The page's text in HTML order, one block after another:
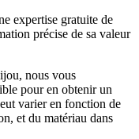
expertise gratuite de
précise de sa valeur
nous vous
pour en obtenir un
varier en fonction de
et du matériau dans